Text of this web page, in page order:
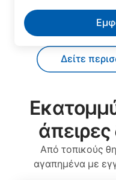
Δείτε
Από τοπικούς
αγαπημένα με